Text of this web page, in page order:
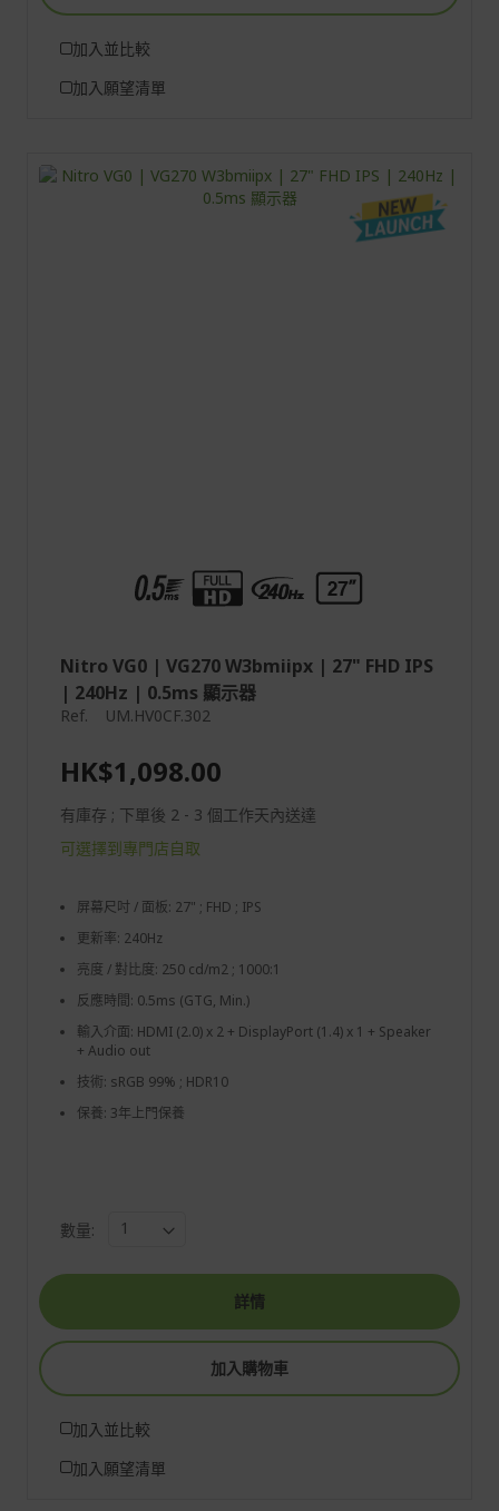
加入並比較
加入願望清單
Nitro VG0 | VG270 W3bmiipx | 27" FHD IPS
| 240Hz | 0.5ms 顯示器
Ref. UM.HV0CF.302
HK$1,098.00
有庫存 ; 下單後 2 - 3 個工作天內送達
可選擇到專門店自取
屏幕尺吋 / 面板: 27" ; FHD ; IPS
更新率: 240Hz
亮度 / 對比度: 250 cd/m2 ; 1000:1
反應時間: 0.5ms (GTG, Min.)
輸入介面: HDMI (2.0) x 2 + DisplayPort (1.4) x 1 + Speaker
+ Audio out
技術: sRGB 99% ; HDR10
保養: 3年上門保養
數量:
詳情
加入購物車
加入並比較
加入願望清單